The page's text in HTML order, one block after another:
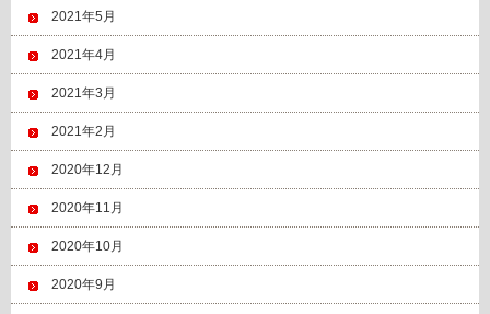
2021年5月
2021年4月
2021年3月
2021年2月
2020年12月
2020年11月
2020年10月
2020年9月